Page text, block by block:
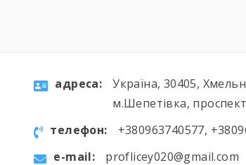
aдресa:
Україна, 30405,
м.Шепетівка,
телефон:
+380963740577,
e-mail:
proflicey020@gmail.com